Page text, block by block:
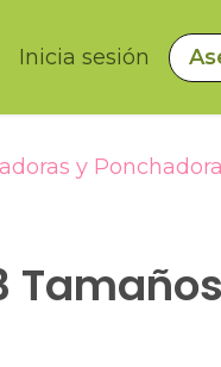
Inicia sesión
y
Tamaños